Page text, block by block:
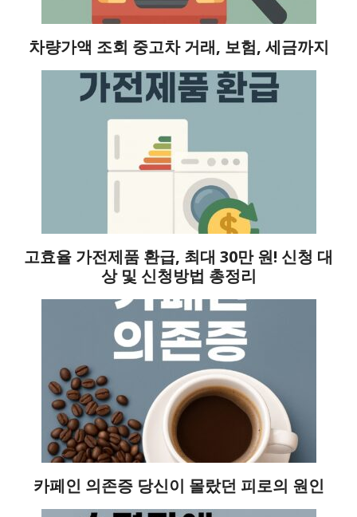
차량가액 조회 중고차 거래, 보험, 세금까지
고효율 가전제품 환급, 최대 30만 원! 신청 대
상 및 신청방법 총정리
카페인 의존증 당신이 몰랐던 피로의 원인